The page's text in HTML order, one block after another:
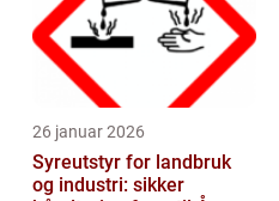
26 januar 2026
Syreutstyr for landbruk
og industri: sikker